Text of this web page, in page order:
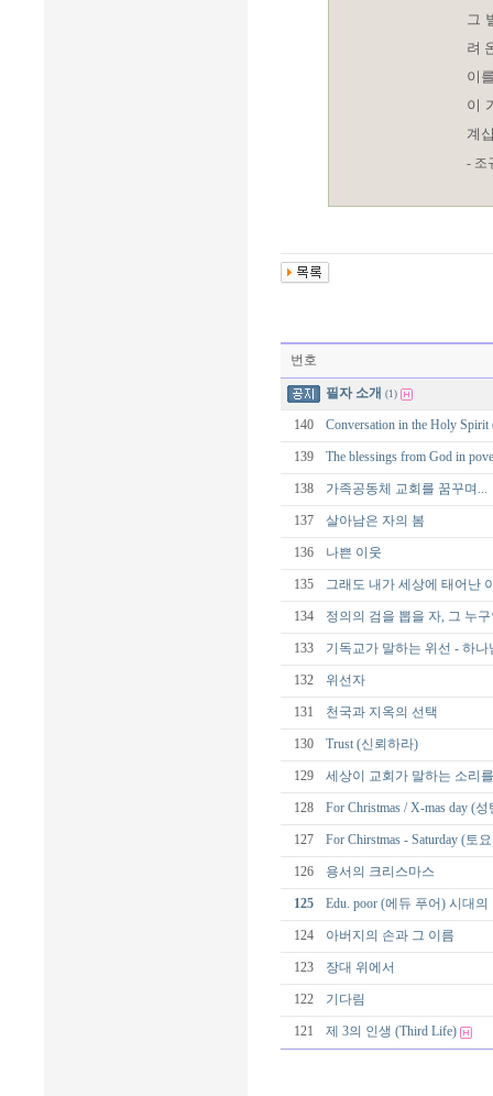
그
려
이
이
계
- 조
번호
필자 소개 (1)
140 Conversation in the Holy
139 The blessings from God in
138 가족공동체 교회를 꿈꾸며...
137 살아남은 자의 봄
136 나쁜 이웃
135 그래도 내가 세상에 태어난
134 정의의 검을 뽑을 자, 그 누구
133 기독교가 말하는 위선 - 하
132 위선자
131 천국과 지옥의 선택
130 Trust (신뢰하라)
129 세상이 교회가 말하는 소리
128 For Christmas / X-mas day (
127 For Chirstmas - Saturday (토
126 용서의 크리스마스
125 Edu. poor (에듀 푸어) 시대
124 아버지의 손과 그 이름
123 장대 위에서
122 기다림
121 제 3의 인생 (Third Life)